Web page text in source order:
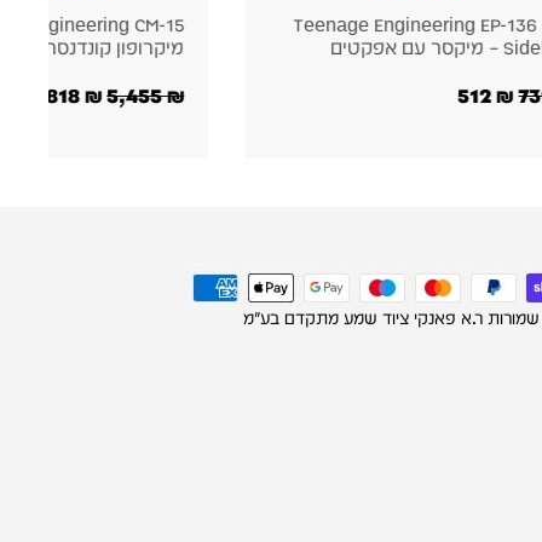
Teenage Engineering CM-15 —
קונדנסר נייד
5,455
₪
שטח נייד
₪
8,572
₪
6,000
שמורות ר.א פאנקי ציוד שמע מתקדם בע"מ